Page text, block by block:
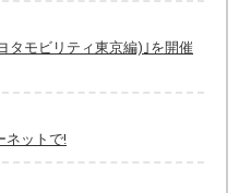
タモビリティ東京編)｣を開催
ネットで!